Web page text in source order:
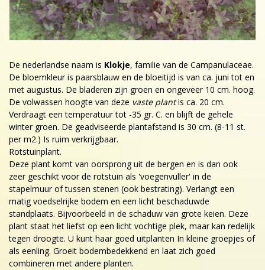
De nederlandse naam is Klokje, familie van de Campanulaceae.
De bloemkleur is paarsblauw en de bloeitijd is van ca. juni tot en
met augustus. De bladeren zijn groen en ongeveer 10 cm. hoog.
De volwassen hoogte van deze vaste plantis ca. 20 cm.
Verdraagt een temperatuur tot -35 gr. C. en blijft de gehele
winter groen. De geadviseerde plantafstand is 30 cm. (8-11 st.
per m2.) Is ruim verkrijgbaar.
Rotstuinplant.
Deze plant komt van oorsprong uit de bergen en is dan ook
zeer geschikt voor de rotstuin als 'voegenvuller' in de
stapelmuur of tussen stenen (ook bestrating). Verlangt een
matig voedselrijke bodem en een licht beschaduwde
standplaats. Bijvoorbeeld in de schaduw van grote keien. Deze
plant staat het liefst op een licht vochtige plek, maar kan redelijk
tegen droogte. U kunt haar goed uitplanten In kleine groepjes of
als eenling. Groeit bodembedekkend en laat zich goed
combineren met andere planten.